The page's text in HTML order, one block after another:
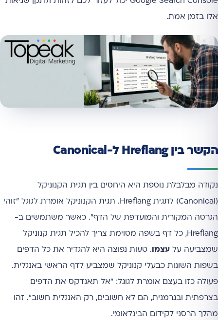
אלו בזמן אמת.
הקשר בין Hreflang ל-Canonical
נקודה מבלבלת נוספת היא היחסים בין תגית הקנוניקל
(Canonical) לתגית Hreflang. תגית הקנוניקל אומרת לגוגל "זוהי
הגרסה המקורית והמועדפת של הדף". כאשר משתמשים ב-
Hreflang, כל דף בשפה מסוימת צריך להכיל תגית קנוניקל
שמצביעה על עצמו. טעות נפוצה היא להגדיר את כל הדפים
בשפות השונות כבעלי קנוניקל שמצביע לדף הראשי באנגלית.
פעולה כזו בעצם אומרת לגוגל: "אל תאנדקס את הדפים
בצרפתית ובגרמנית, הם לא חשובים, רק האנגלית חשוב". זהו
מהלך הרסני לקידום הבינלאומי.